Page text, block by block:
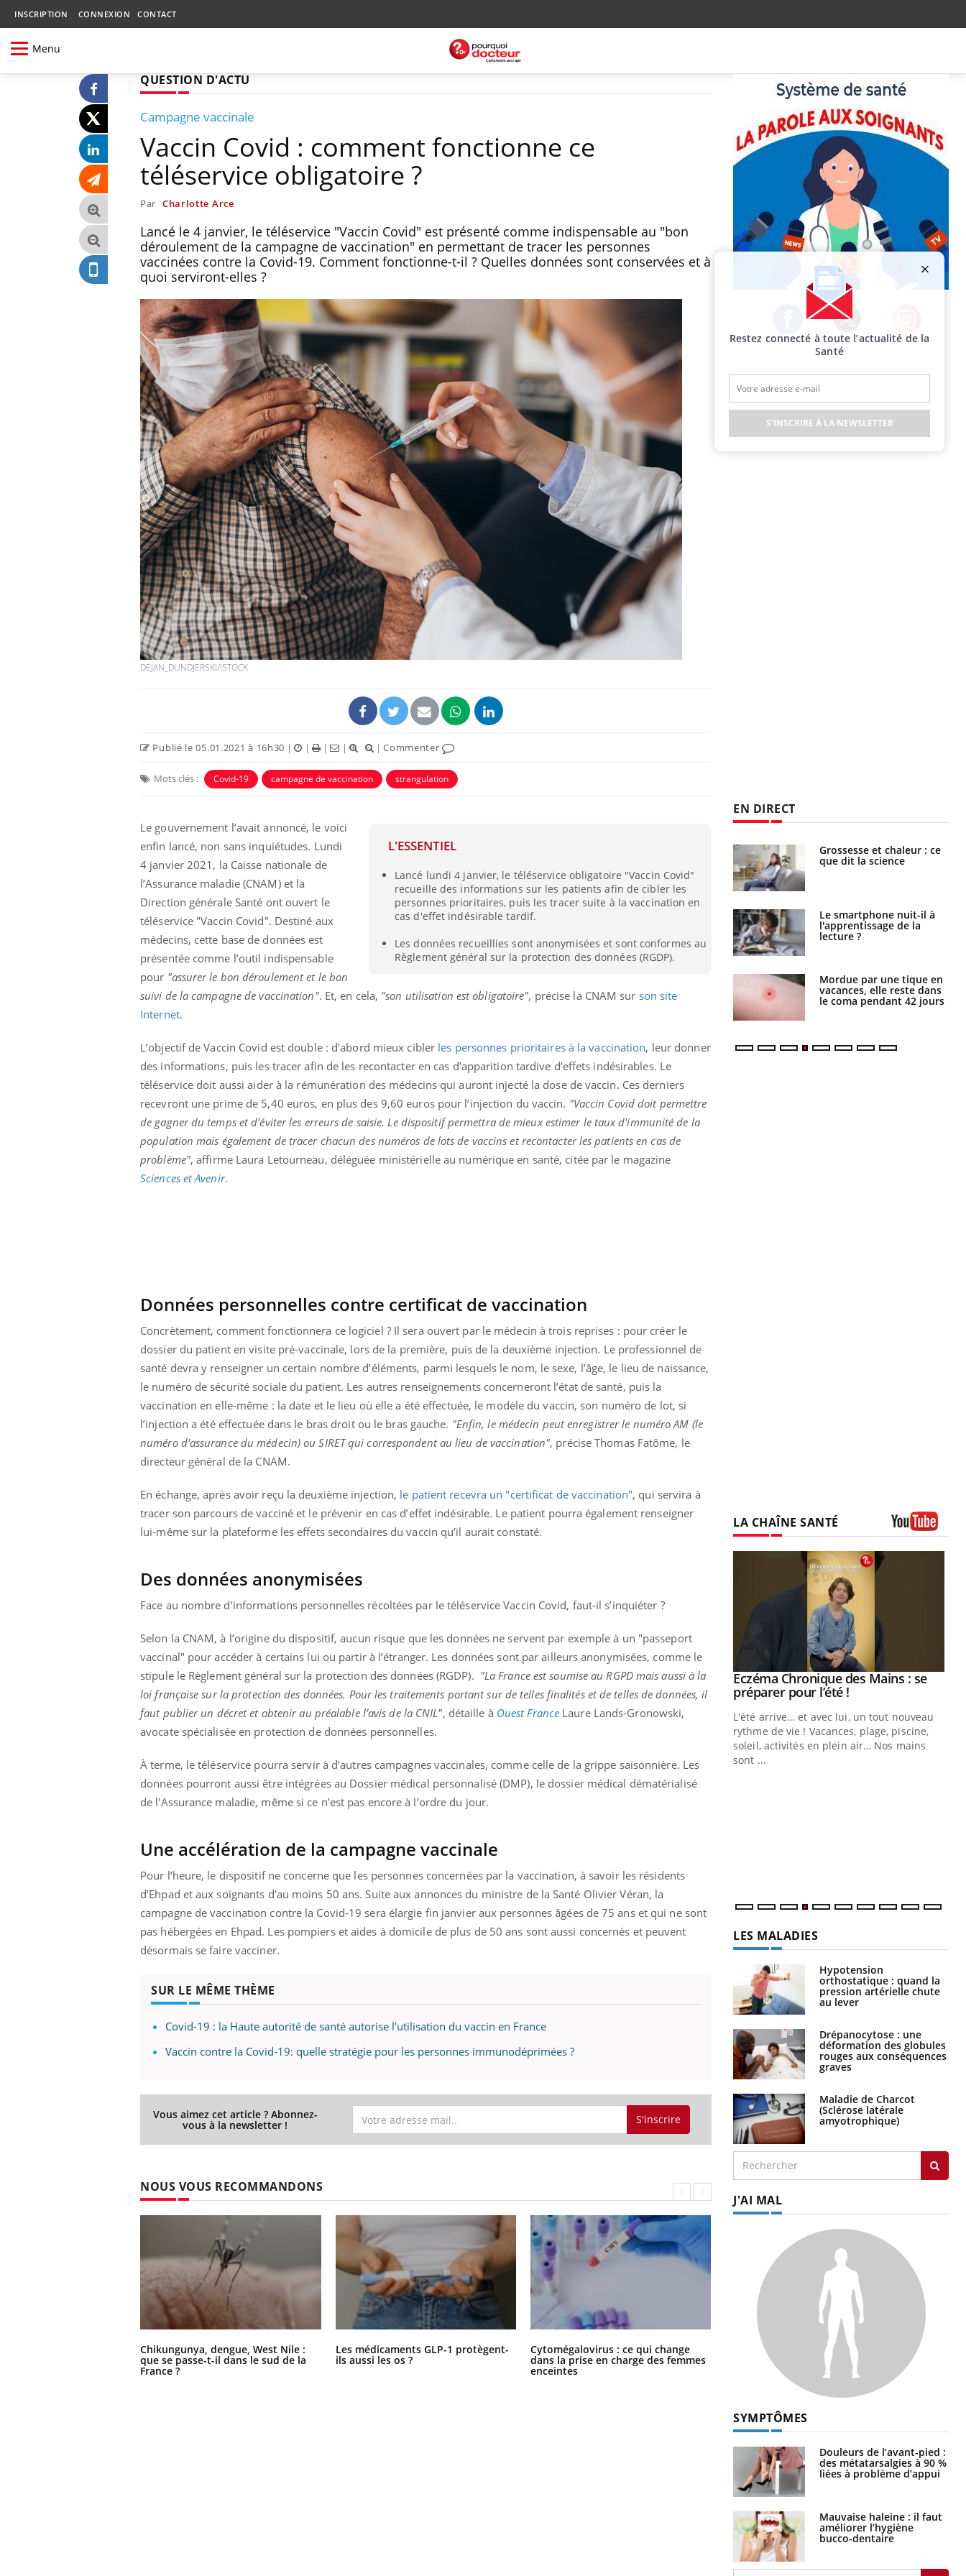
INSCRIPTION CONNEXION CONTACT
Menu
QUESTION D'ACTU
Campagne vaccinale
Vaccin Covid : comment fonctionne ce
téléservice obligatoire ?
Par Charlotte Arce
Lancé le 4 janvier, le téléservice "Vaccin Covid" est présenté comme indispensable au "bon
déroulement de la campagne de vaccination" en permettant de tracer les personnes
vaccinées contre la Covid-19. Comment fonctionne-t-il ? Quelles données sont conservées et à
quoi serviront-elles ?
DEJAN_DUNDJERSKI/ISTOCK
Publié le 05.01.2021 à 16h30 | | | | |Commenter
Mots clés : Covid-19 campagne de vaccination strangulation
L'ESSENTIEL
Lancé lundi 4 janvier, le téléservice obligatoire "Vaccin Covid"
recueille des informations sur les patients afin de cibler les
personnes prioritaires, puis les tracer suite à la vaccination en
cas d'effet indésirable tardif.
Les données recueillies sont anonymisées et sont conformes au
Règlement général sur la protection des données (RGDP).
Le gouvernement l’avait annoncé, le voici
enfin lancé, non sans inquiétudes. Lundi
4 janvier 2021, la Caisse nationale de
l’Assurance maladie (CNAM) et la
Direction générale Santé ont ouvert le
téléservice "Vaccin Covid". Destiné aux
médecins, cette base de données est
présentée comme l’outil indispensable
pour "assurer le bon déroulement et le bon
suivi de la campagne de vaccination". Et, en cela, "son utilisation est obligatoire", précise la CNAM sur son site
Internet.
L’objectif de Vaccin Covid est double : d’abord mieux cibler les personnes prioritaires à la vaccination, leur donner
des informations, puis les tracer afin de les recontacter en cas d’apparition tardive d’effets indésirables. Le
téléservice doit aussi aider à la rémunération des médecins qui auront injecté la dose de vaccin. Ces derniers
recevront une prime de 5,40 euros, en plus des 9,60 euros pour l’injection du vaccin. "Vaccin Covid doit permettre
de gagner du temps et d'éviter les erreurs de saisie. Le dispositif permettra de mieux estimer le taux d'immunité de la
population mais également de tracer chacun des numéros de lots de vaccins et recontacter les patients en cas de
problème", affirme Laura Letourneau, déléguée ministérielle au numérique en santé, citée par le magazine
Sciences et Avenir.
Données personnelles contre certificat de vaccination
Concrètement, comment fonctionnera ce logiciel ? Il sera ouvert par le médecin à trois reprises : pour créer le
dossier du patient en visite pré-vaccinale, lors de la première, puis de la deuxième injection. Le professionnel de
santé devra y renseigner un certain nombre d’éléments, parmi lesquels le nom, le sexe, l’âge, le lieu de naissance,
le numéro de sécurité sociale du patient. Les autres renseignements concerneront l’état de santé, puis la
vaccination en elle-même : la date et le lieu où elle a été effectuée, le modèle du vaccin, son numéro de lot, si
l’injection a été effectuée dans le bras droit ou le bras gauche. "Enfin, le médecin peut enregistrer le numéro AM (le
numéro d'assurance du médecin) ou SIRET qui correspondent au lieu de vaccination", précise Thomas Fatôme, le
directeur général de la CNAM.
En échange, après avoir reçu la deuxième injection, le patient recevra un "certificat de vaccination", qui servira à
tracer son parcours de vacciné et le prévenir en cas d’effet indésirable. Le patient pourra également renseigner
lui-même sur la plateforme les effets secondaires du vaccin qu’il aurait constaté.
Des données anonymisées
Face au nombre d’informations personnelles récoltées par le téléservice Vaccin Covid, faut-il s’inquiéter ?
Selon la CNAM, à l’origine du dispositif, aucun risque que les données ne servent par exemple à un "passeport
vaccinal" pour accéder à certains lui ou partir à l’étranger. Les données sont par ailleurs anonymisées, comme le
stipule le Règlement général sur la protection des données (RGDP). "La France est soumise au RGPD mais aussi à la
loi française sur la protection des données. Pour les traitements portant sur de telles finalités et de telles de données, il
faut publier un décret et obtenir au préalable l’avis de la CNIL", détaille à Ouest France Laure Lands-Gronowski,
avocate spécialisée en protection de données personnelles.
À terme, le téléservice pourra servir à d’autres campagnes vaccinales, comme celle de la grippe saisonnière. Les
données pourront aussi être intégrées au Dossier médical personnalisé (DMP), le dossier médical dématérialisé
de l'Assurance maladie, même si ce n’est pas encore à l’ordre du jour.
Une accélération de la campagne vaccinale
Pour l’heure, le dispositif ne concerne que les personnes concernées par la vaccination, à savoir les résidents
d’Ehpad et aux soignants d’au moins 50 ans. Suite aux annonces du ministre de la Santé Olivier Véran, la
campagne de vaccination contre la Covid-19 sera élargie fin janvier aux personnes âgées de 75 ans et qui ne sont
pas hébergées en Ehpad. Les pompiers et aides à domicile de plus de 50 ans sont aussi concernés et peuvent
désormais se faire vacciner.
SUR LE MÊME THÈME
Covid-19 : la Haute autorité de santé autorise l’utilisation du vaccin en France
Vaccin contre la Covid-19: quelle stratégie pour les personnes immunodéprimées ?
Vous aimez cet article ? Abonnez-
vous à la newsletter ! S'inscrire
NOUS VOUS RECOMMANDONS
Chikungunya, dengue, West Nile :
que se passe-t-il dans le sud de la
France ?
Les médicaments GLP-1 protègent-
ils aussi les os ?
Cytomégalovirus : ce qui change
dans la prise en charge des femmes
enceintes
La sieste empêche-t-elle de dormir
la nuit ?
Facebook Twitter Instagram
EN DIRECT
Chikungunya, dengue,
West Nile : que se passe-
t-il dans le sud de la
France ?
Les médicaments GLP-1
protègent-ils aussi les os
?
Cytomégalovirus : ce qui
change dans la prise en
charge des femmes
enceintes
La sieste empêche-t-elle
VIH : la fin du comprimé
gâche-t-il les premiers
jours de vos vacances ?
noyade grimpe-t-il ?
de protéines pourrait
finalement être bénéfique
Grossesse et chaleur : ce
que dit la science
Le smartphone nuit-il à
l'apprentissage de la
lecture ?
Mordue par une tique en
vacances, elle reste dans
le coma pendant 42 jours
LA CHAÎNE SANTÉ
Eczéma Chronique des Mains :
expliquer ma maladieYoutube
Il y a des sujets qui sont faciles à aborder...
d'autres non ! D'un côté, poser des
Youtube
Carence en fer : comprendre pour
prévenirYoutube
Fatigue, irritabilité, brouillard mental ou
même alopécie… Les symptômes de la
...
Youtube
Insuline & Charge mentale : et si on
osait en parler??Youtube
En 2026, l'insuline dans le diabète de type 2
Youtube
Eczéma Chronique des Mains : se
préparer pour l’été !Youtube
L'été arrive… et avec lui, un tout nouveau
rythme de vie ! Vacances, plage, piscine,
soleil, activités en plein air… Nos mains
sont ...
LES MALADIES
Hypotension
orthostatique : quand la
pression artérielle chute
au lever
Drépanocytose : une
déformation des globules
rouges aux conséquences
graves
Maladie de Charcot
(Sclérose latérale
amyotrophique)
J'AI MAL
SYMPTÔMES
Douleurs de l’avant-pied :
des métatarsalgies à 90 %
liées à problème d’appui
Mauvaise haleine : il faut
améliorer l’hygiène
bucco-dentaire
Restez connecté à toute l’actualité de la
Santé
S'INSCRIRE À LA NEWSLETTER